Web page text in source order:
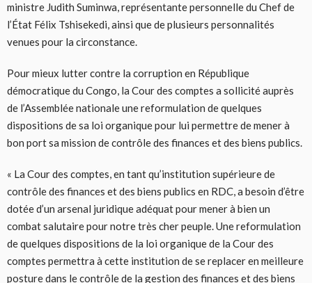
ministre Judith Suminwa, représentante personnelle du Chef de
l’État Félix Tshisekedi, ainsi que de plusieurs personnalités
venues pour la circonstance.
Pour mieux lutter contre la corruption en République
démocratique du Congo, la Cour des comptes a sollicité auprès
de l’Assemblée nationale une reformulation de quelques
dispositions de sa loi organique pour lui permettre de mener à
bon port sa mission de contrôle des finances et des biens publics.
« La Cour des comptes, en tant qu’institution supérieure de
contrôle des finances et des biens publics en RDC, a besoin d’être
dotée d’un arsenal juridique adéquat pour mener à bien un
combat salutaire pour notre très cher peuple. Une reformulation
de quelques dispositions de la loi organique de la Cour des
comptes permettra à cette institution de se replacer en meilleure
posture dans le contrôle de la gestion des finances et des biens